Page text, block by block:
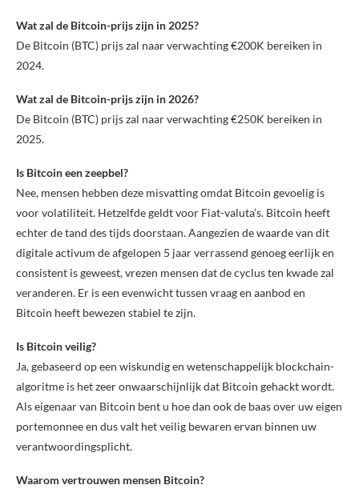
Wat zal de Bitcoin-prijs zijn in 2025?
De Bitcoin (BTC) prijs zal naar verwachting €200K bereiken in
2024.
Wat zal de Bitcoin-prijs zijn in 2026?
De Bitcoin (BTC) prijs zal naar verwachting €250K bereiken in
2025.
Is Bitcoin een zeepbel?
Nee, mensen hebben deze misvatting omdat Bitcoin gevoelig is
voor volatiliteit. Hetzelfde geldt voor Fiat-valuta’s. Bitcoin heeft
echter de tand des tijds doorstaan. Aangezien de waarde van dit
digitale activum de afgelopen 5 jaar verrassend genoeg eerlijk en
consistent is geweest, vrezen mensen dat de cyclus ten kwade zal
veranderen. Er is een evenwicht tussen vraag en aanbod en
Bitcoin heeft bewezen stabiel te zijn.
Is Bitcoin veilig?
Ja, gebaseerd op een wiskundig en wetenschappelijk blockchain-
algoritme is het zeer onwaarschijnlijk dat Bitcoin gehackt wordt.
Als eigenaar van Bitcoin bent u hoe dan ook de baas over uw eigen
portemonnee en dus valt het veilig bewaren ervan binnen uw
verantwoordingsplicht.
Waarom vertrouwen mensen Bitcoin?